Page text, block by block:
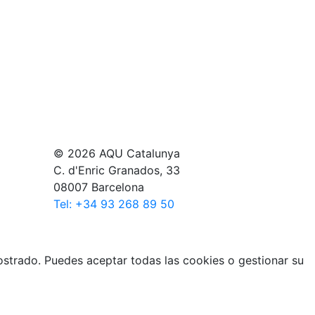
© 2026 AQU Catalunya
C. d'Enric Granados, 33
08007 Barcelona
Tel: +34 93 268 89 50
Puedes aceptar todas las cookies o gestionar su